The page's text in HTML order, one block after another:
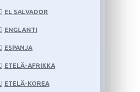
EL SALVADOR
ENGLANTI
ESPANJA
ETELÄ-AFRIKKA
ETELÄ-KOREA